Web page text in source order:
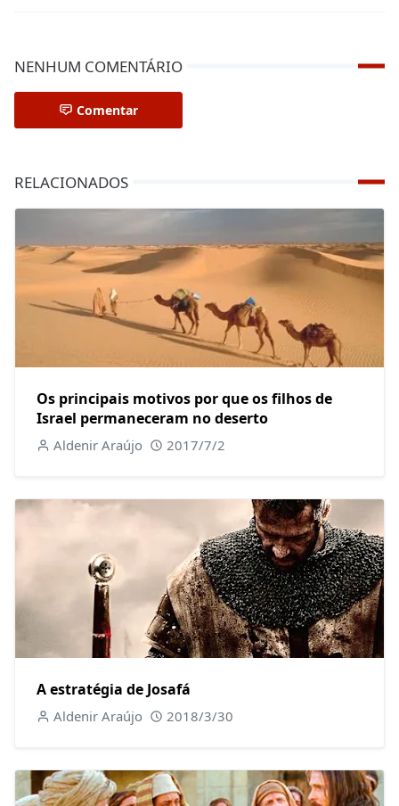
NENHUM COMENTÁRIO
Comentar
RELACIONADOS
Os principais motivos por que os filhos de
Israel permaneceram no deserto
Aldenir Araújo 2017/7/2
A estratégia de Josafá
Aldenir Araújo 2018/3/30